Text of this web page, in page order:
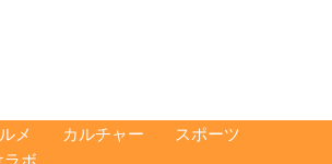
メ カルチャー
スポーツ
ラボ